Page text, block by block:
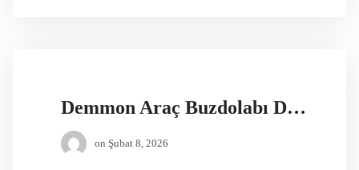
Demmon Araç Buzdolabı DS65
on Şubat 8, 2026